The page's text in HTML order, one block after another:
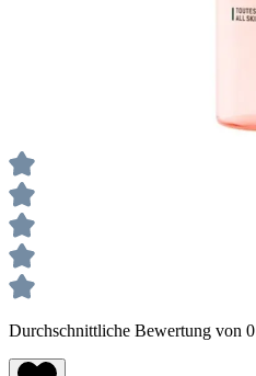
Durchschnittliche Bewertung von